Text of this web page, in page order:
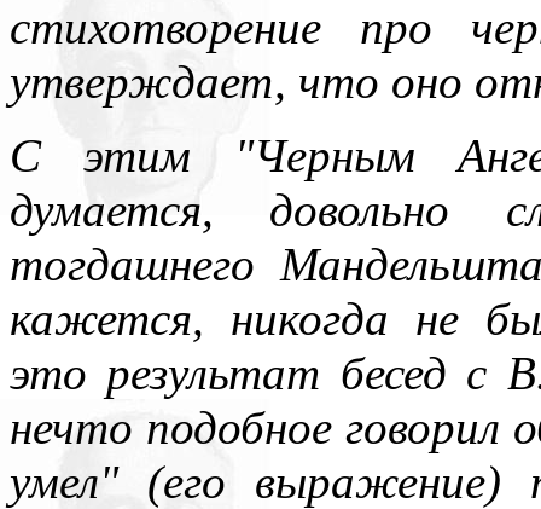
стихотворение про
утверждает, что оно
С этим "Черным
думается, довольно
тогдашнего
кажется, никогда не
это результат бесед
нечто подобное
умел" (его